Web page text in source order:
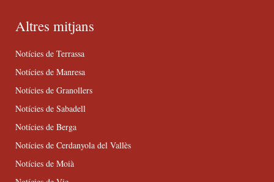
Altres mitjans
Notícies de Terrassa
Notícies de Manresa
Notícies de Granollers
Notícies de Sabadell
Notícies de Berga
Notícies de Cerdanyola del Vallès
Notícies de Moià